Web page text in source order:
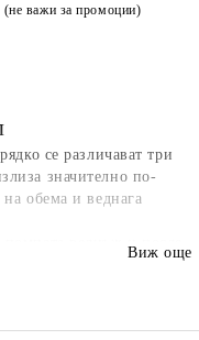
(не важи за промоции)
се различават три
значително по-
обема и веднага
Виж още